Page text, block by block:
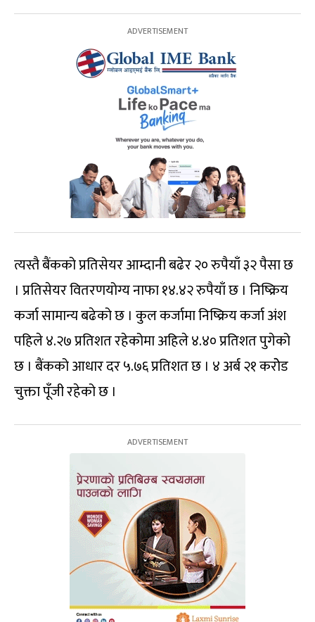
त्यस्तै बैंकको प्रतिसेयर आम्दानी बढेर २० रुपैयाँ ३२ पैसा छ
। प्रतिसेयर वितरणयोग्य नाफा १४.४२ रुपैयाँ छ । निष्क्रिय
कर्जा सामान्य बढेको छ । कुल कर्जामा निष्क्रिय कर्जा अंश
पहिले ४.२७ प्रतिशत रहेकोमा अहिले ४.४० प्रतिशत पुगेको
छ । बैंकको आधार दर ५.७६ प्रतिशत छ । ४ अर्ब २१ करोेड
चुक्ता पूँजी रहेको छ ।